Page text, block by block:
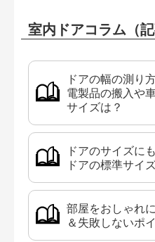
室内ドアコラム（記
ドアの幅の測り
電製品の搬入や
サイズは？
ドアのサイズに
ドアの標準サイ
部屋をおしゃれ
＆失敗しないポ